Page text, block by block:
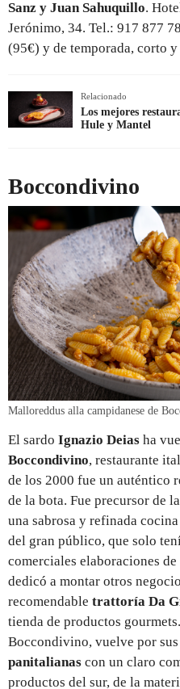
Sanz y Juan Sahuquillo.
Jerónimo, 34. Tel.: 917 877
(95€) y de temporada, corto
Relacionado
Los mejores
Hule y Mantel
Boccondivino
Malloreddus alla campidanese de
El sardo Ignazio Deias ha
Boccondivino, restaurante
de los 2000 fue un auténtico
de la bota. Fue precursor de
una sabrosa y refinada
del gran público, que solo
comerciales elaboraciones de
dedicó a montar otros
recomendable trattoría Da
tienda de productos
Boccondivino, vuelve por
panitalianas con un claro
productos del sur, de la